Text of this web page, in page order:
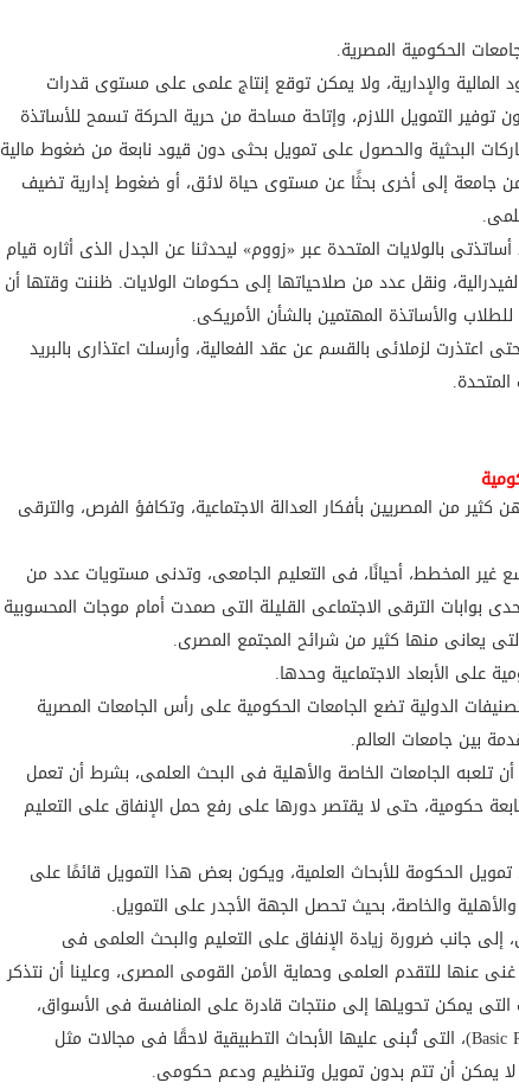
الحكومية المصرية.
المالية والإدارية، ولا يمكن توقع إنتاج علمى على مستوى قدرات
توفير التمويل اللازم، وإتاحة مساحة من حرية الحركة تسمح للأساتذة
البحثية والحصول على تمويل بحثى دون قيود نابعة من ضغوط مالية
من جامعة إلى أخرى بحثًا عن مستوى حياة لائق، أو ضغوط إدارية تضيف
بالولايات المتحدة عبر «زووم» ليحدثنا عن الجدل الذى أثاره قيام
ونقل عدد من صلاحياتها إلى حكومات الولايات. ظننت وقتها أن
والأساتذة المهتمين بالشأن الأمريكى.
اعتذرت لزملائى بالقسم عن عقد الفعالية، وأرسلت اعتذارى بالبريد
المتحدة.
من المصريين بأفكار العدالة الاجتماعية، وتكافؤ الفرص، والترقى
غير المخطط، أحيانًا، فى التعليم الجامعى، وتدنى مستويات عدد من
بوابات الترقى الاجتماعى القليلة التى صمدت أمام موجات المحسوبية
يعانى منها كثير من شرائح المجتمع المصرى.
على الأبعاد الاجتماعية وحدها.
الدولية تضع الجامعات الحكومية على رأس الجامعات المصرية
بين جامعات العالم.
تلعبه الجامعات الخاصة والأهلية فى البحث العلمى، بشرط أن تعمل
حكومية، حتى لا يقتصر دورها على رفع حمل الإنفاق على التعليم
الحكومة للأبحاث العلمية، ويكون بعض هذا التمويل قائمًا على
والخاصة، بحيث تحصل الجهة الأجدر على التمويل.
إلى جانب ضرورة زيادة الإنفاق على التعليم والبحث العلمى فى
عنها للتقدم العلمى وحماية الأمن القومى المصرى، وعلينا أن نتذكر
التى يمكن تحويلها إلى منتجات قادرة على المنافسة فى الأسواق،
ولكن الأبحاث الأساسية (Basic Research)، التى تُبنى عليها الأبحاث التطبيقية لاحقًا فى مجالات مثل
لا يمكن أن تتم بدون تمويل وتنظيم ودعم حكومى.